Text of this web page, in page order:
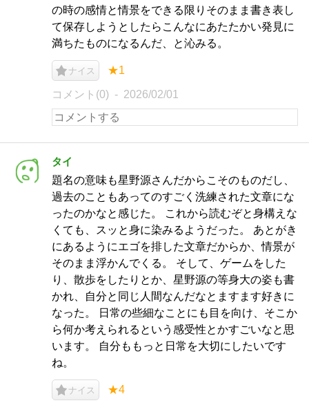
の時の感情と情景をできる限りそのまま書き表し
て保存しようとしたらこんなにあたたかい発見に
満ちたものになるんだ、と沁みる。
ナイス ★1
コメント(0) 2026/02/01
タイ
題名の意味も星野源さんだからこそのものだし、
過去のこともあってのすごく洗練された文章にな
ったのかなと感じた。 これから読むぞと身構えな
くても、スッと身に染みるようだった。 あとがき
にあるようにエゴを排した文章だからか、情景が
そのまま浮かんでくる。 そして、ゲームをした
り、散歩をしたりとか、星野源の等身大の姿も書
かれ、自分と同じ人間なんだなとますます好きに
なった。 日常の些細なことにも目を向け、そこか
ら何か考えられるという感受性とかすごいなと思
います。 自分ももっと日常を大切にしたいです
ね。
ナイス ★4